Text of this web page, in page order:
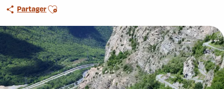
PartagerAjouter aux favoris